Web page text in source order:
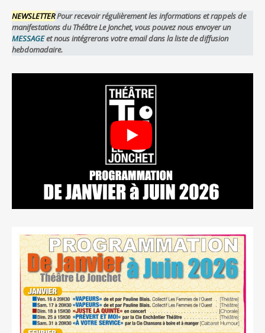
NEWSLETTERPour recevoir régulièrement les informations et rappels de
manifestations du Théâtre Le Jonchet, vous pouvez nous envoyer un
MESSAGEet nous intégrerons votre email dans la liste de diffusion
hebdomadaire.